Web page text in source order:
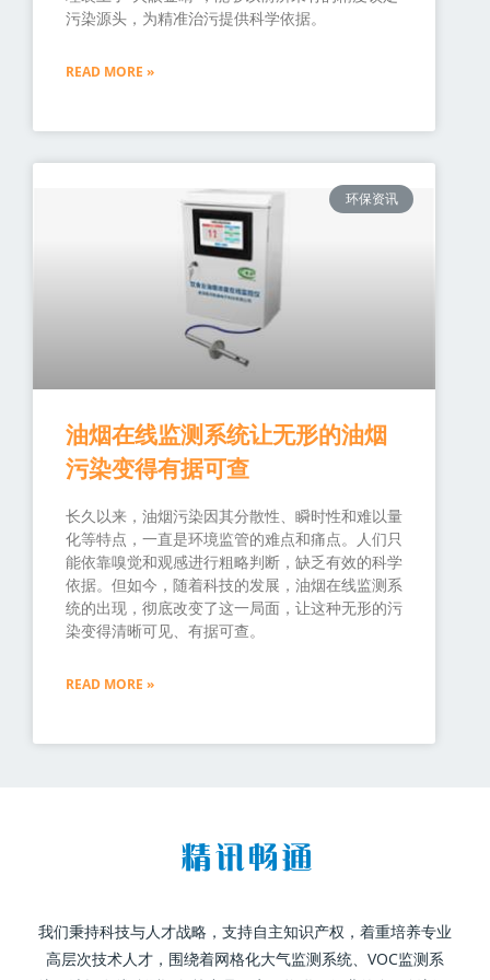
污染源头，为精准治污提供科学依据。
READ MORE »
环保资讯
油烟在线监测系统让无形的油烟
污染变得有据可查
长久以来，油烟污染因其分散性、瞬时性和难以量
化等特点，一直是环境监管的难点和痛点。人们只
能依靠嗅觉和观感进行粗略判断，缺乏有效的科学
依据。但如今，随着科技的发展，油烟在线监测系
统的出现，彻底改变了这一局面，让这种无形的污
染变得清晰可见、有据可查。
READ MORE »
我们秉持科技与人才战略，支持自主知识产权，着重培养专业
高层次技术人才，围绕着网格化大气监测系统、VOC监测系